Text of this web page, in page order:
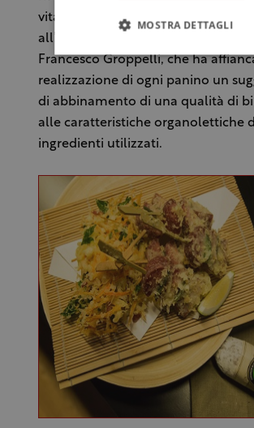
vitamine B6 e B12. Altra presenza
all’evento è stata quella di un
Francesco Groppelli, che ha
realizzazione di ogni panino un
di abbinamento di una qualità di
alle caratteristiche organolettiche
ingredienti utilizzati.
MOSTRA DETTAGLI